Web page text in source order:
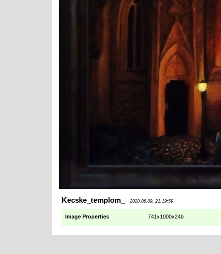
Kecske_templom_ 2020.06.09. 21:19:59
Image Properties 741x1000x24b